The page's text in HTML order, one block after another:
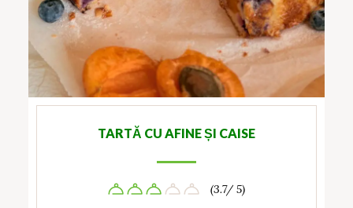
TARTĂ CU AFINE ȘI CAISE
(3.7/ 5)